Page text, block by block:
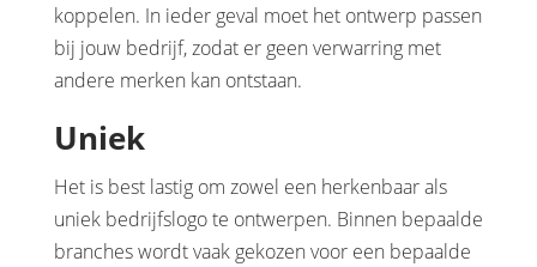
koppelen. In ieder geval moet het ontwerp passen
bij jouw bedrijf, zodat er geen verwarring met
andere merken kan ontstaan.
Uniek
Het is best lastig om zowel een herkenbaar als
uniek bedrijfslogo te ontwerpen. Binnen bepaalde
branches wordt vaak gekozen voor een bepaalde